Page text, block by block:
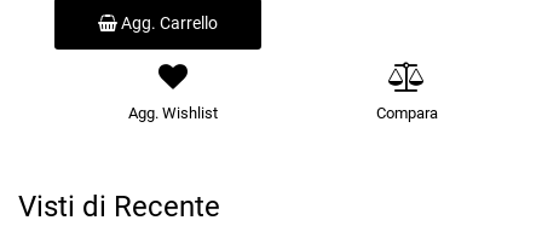
Agg. Carrello
Agg. Wishlist Compara
Visti di Recente